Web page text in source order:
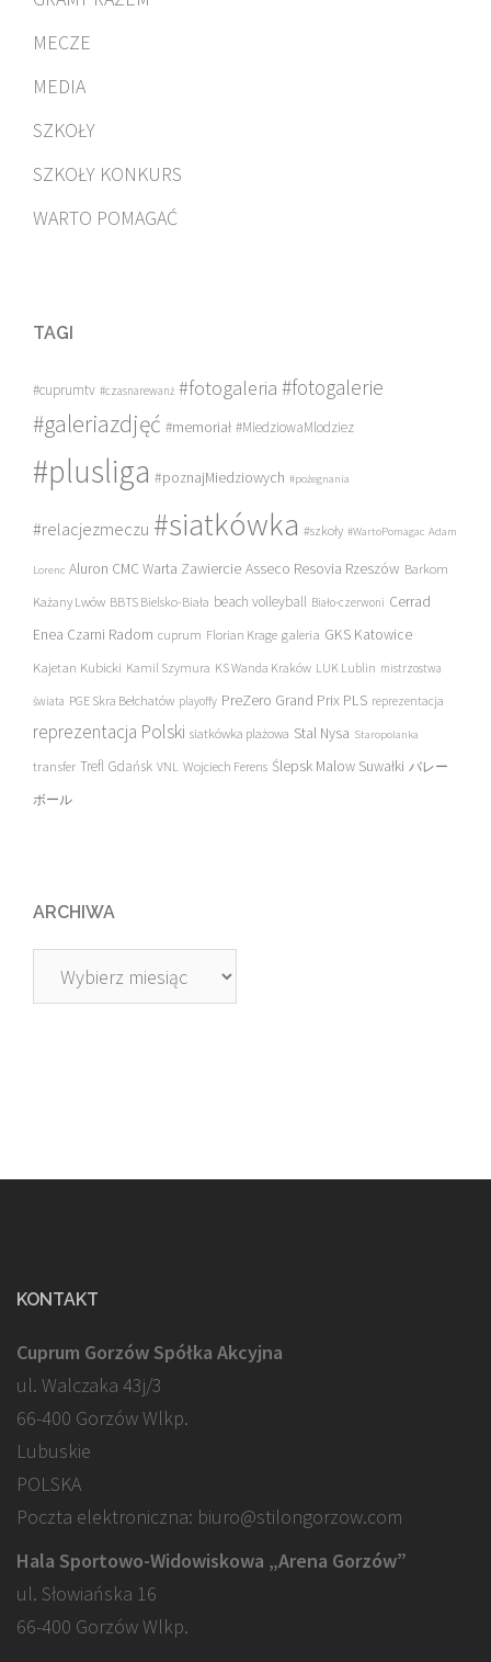
MECZE
MEDIA
SZKOŁY
SZKOŁY KONKURS
WARTO POMAGAĆ
TAGI
#cuprumtv #czasnarewanż #fotogaleria #fotogalerie
#galeriazdjęć #memoriał #MiedziowaMlodziez
#plusliga #poznajMiedziowych #pożegnania
#relacjezmeczu #siatkówka #szkoły #WartoPomagac Adam
Lorenc Aluron CMC Warta Zawiercie Asseco Resovia Rzeszów Barkom
Każany Lwów BBTS Bielsko-Biała beach volleyball Biało-czerwoni Cerrad
Enea Czarni Radom cuprum Florian Krage galeria GKS Katowice
Kajetan Kubicki Kamil Szymura KS Wanda Kraków LUK Lublin mistrzostwa
świata PGE Skra Bełchatów playoffy PreZero Grand Prix PLS reprezentacja
reprezentacja Polski siatkówka plażowa Stal Nysa Staropolanka
transfer Trefl Gdańsk VNL Wojciech Ferens Ślepsk Malow Suwałki バレー
ボール
ARCHIWA
Archiwa
KONTAKT
Cuprum Gorzów Spółka Akcyjna
ul. Walczaka 43j/3
66-400 Gorzów Wlkp.
Lubuskie
POLSKA
Poczta elektroniczna: biuro@stilongorzow.com
Hala Sportowo-Widowiskowa „Arena Gorzów”
ul. Słowiańska 16
66-400 Gorzów Wlkp.